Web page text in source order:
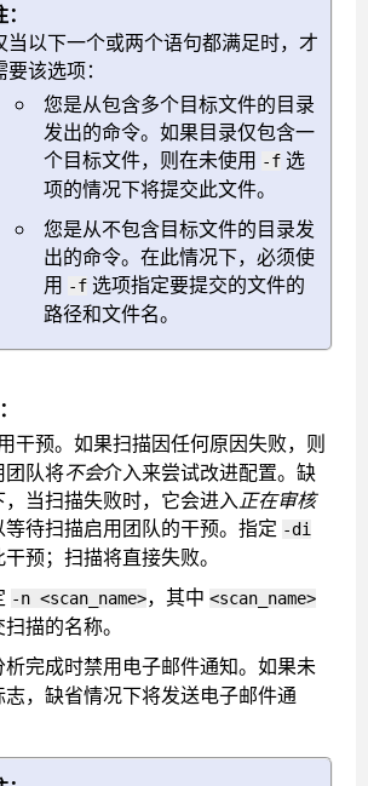
当以下一个或两个语句都满足时，才
要该选项：
您是从包含多个目标文件的目录
发出的命令。如果目录仅包含一
个目标文件，则在未使用 -f 选
项的情况下将提交此文件。
您是从不包含目标文件的目录发
出的命令。在此情况下，必须使
用 -f 选项指定要提交的文件的
路径和文件名。
干预。如果扫描因任何原因失败，则
团队将不会介入来尝试改进配置。缺
，当扫描失败时，它会进入正在审核
待扫描启用团队的干预。指定 -di
预；扫描将直接失败。
-n <scan_name>，其中 <scan_name>
描的名称。
析完成时禁用电子邮件通知。如果未
志，缺省情况下将发送电子邮件通